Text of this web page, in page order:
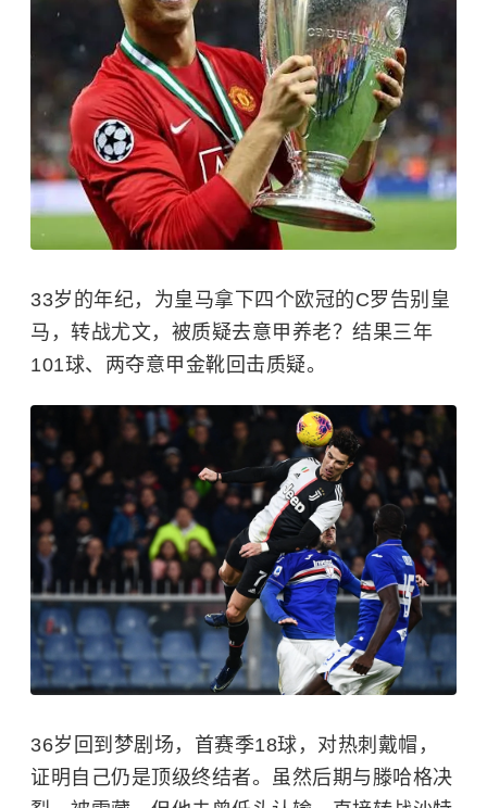
33岁的年纪，为皇马拿下四个欧冠的C罗告别皇
马，转战尤文，被质疑去意甲养老？结果三年
101球、两夺意甲金靴回击质疑。
36岁回到梦剧场，首赛季18球，对热刺戴帽，
证明自己仍是顶级终结者。虽然后期与滕哈格决